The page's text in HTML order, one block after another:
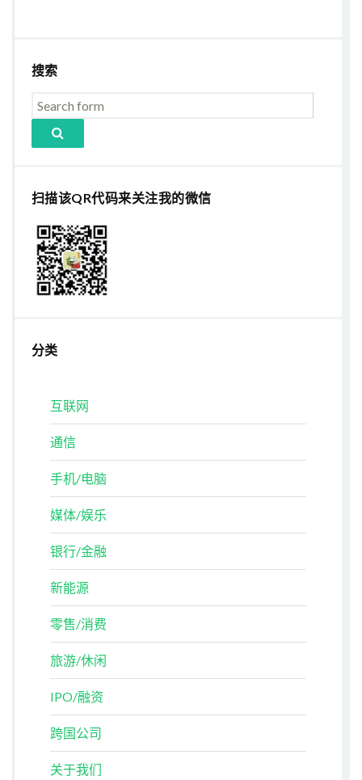
搜索
扫描该QR代码来关注我的微信
分类
互联网
通信
手机/电脑
媒体/娱乐
银行/金融
新能源
零售/消费
旅游/休闲
IPO/融资
跨国公司
关于我们